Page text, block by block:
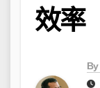
效率
By